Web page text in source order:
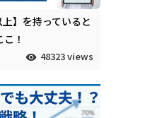
】を持っていると
！
48323 views